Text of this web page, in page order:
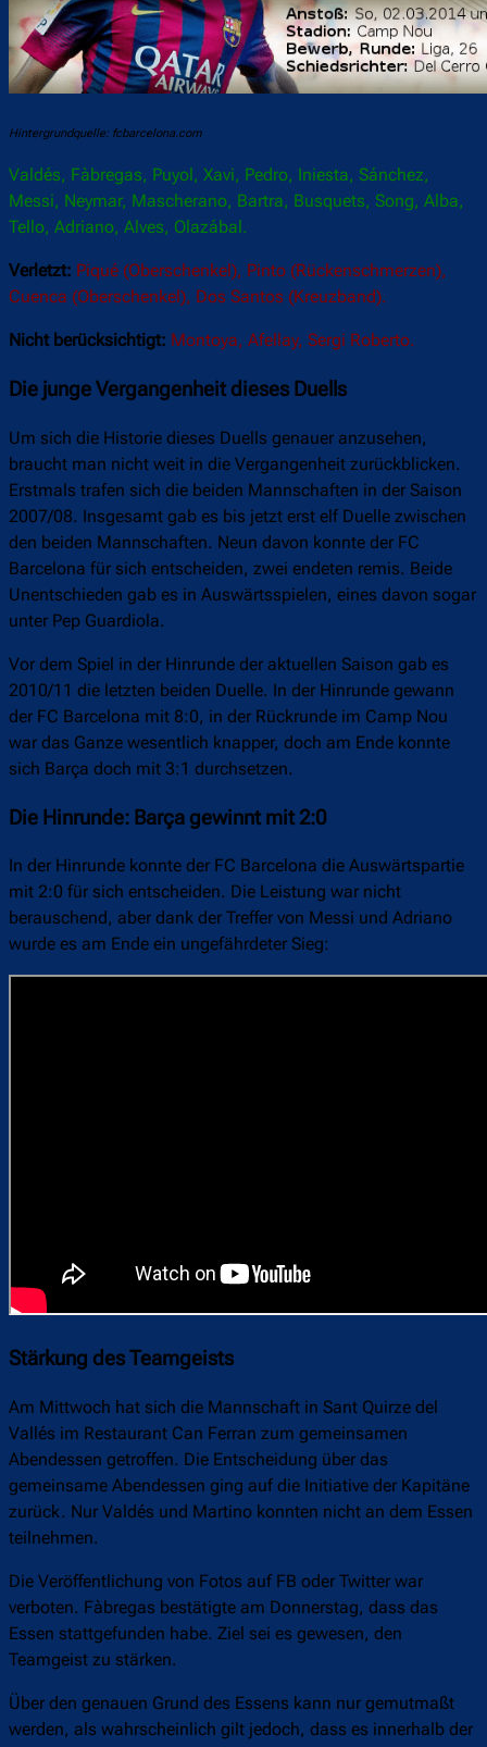
Hintergrundquelle: fcbarcelona.com
Valdés, Fàbregas, Puyol, Xavi, Pedro, Iniesta, Sánchez,
Messi, Neymar, Mascherano, Bartra, Busquets, Song, Alba,
Tello, Adriano, Alves, Olazábal.
Verletzt: Piqué (Oberschenkel), Pinto (Rückenschmerzen),
Cuenca (Oberschenkel), Dos Santos (Kreuzband).
Nicht berücksichtigt: Montoya, Afellay, Sergi Roberto.
Die junge Vergangenheit dieses Duells
Um sich die Historie dieses Duells genauer anzusehen,
braucht man nicht weit in die Vergangenheit zurückblicken.
Erstmals trafen sich die beiden Mannschaften in der Saison
2007/08. Insgesamt gab es bis jetzt erst elf Duelle zwischen
den beiden Mannschaften. Neun davon konnte der FC
Barcelona für sich entscheiden, zwei endeten remis. Beide
Unentschieden gab es in Auswärtsspielen, eines davon sogar
unter Pep Guardiola.
Vor dem Spiel in der Hinrunde der aktuellen Saison gab es
2010/11 die letzten beiden Duelle. In der Hinrunde gewann
der FC Barcelona mit 8:0, in der Rückrunde im Camp Nou
war das Ganze wesentlich knapper, doch am Ende konnte
sich Barça doch mit 3:1 durchsetzen.
Die Hinrunde: Barça gewinnt mit 2:0
In der Hinrunde konnte der FC Barcelona die Auswärtspartie
mit 2:0 für sich entscheiden. Die Leistung war nicht
berauschend, aber dank der Treffer von Messi und Adriano
wurde es am Ende ein ungefährdeter Sieg:
Stärkung des Teamgeists
Am Mittwoch hat sich die Mannschaft in Sant Quirze del
Vallés im Restaurant Can Ferran zum gemeinsamen
Abendessen getroffen. Die Entscheidung über das
gemeinsame Abendessen ging auf die Initiative der Kapitäne
zurück. Nur Valdés und Martino konnten nicht an dem Essen
teilnehmen.
Die Veröffentlichung von Fotos auf FB oder Twitter war
verboten. Fàbregas bestätigte am Donnerstag, dass das
Essen stattgefunden habe. Ziel sei es gewesen, den
Teamgeist zu stärken.
Über den genauen Grund des Essens kann nur gemutmaßt
werden, als wahrscheinlich gilt jedoch, dass es innerhalb der